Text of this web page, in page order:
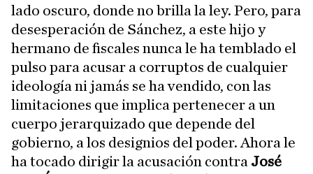
lado oscuro, donde no brilla la ley. Pero, para
desesperación de Sánchez, a este hijo y
hermano de fiscales nunca le ha temblado el
pulso para acusar a corruptos de cualquier
ideología ni jamás se ha vendido, con las
limitaciones que implica pertenecer a un
cuerpo jerarquizado que depende del
gobierno, a los designios del poder. Ahora le
ha tocado dirigir la acusación contra José